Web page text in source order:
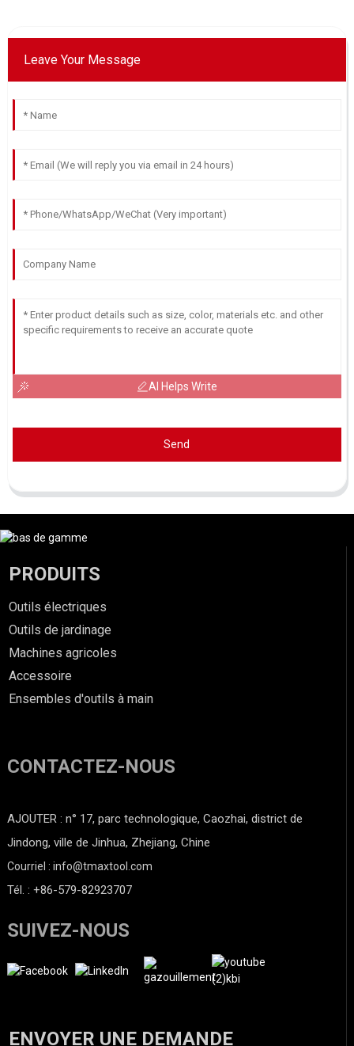
Leave Your Message
AI Helps Write
Send
PRODUITS
Outils électriques
Outils de jardinage
Machines agricoles
Accessoire
Ensembles d'outils à main
CONTACTEZ-NOUS
AJOUTER : n° 17, parc technologique, Caozhai, district de
Jindong, ville de Jinhua, Zhejiang, Chine
Courriel : info@tmaxtool.com
Tél. : +86-579-82923707
SUIVEZ-NOUS
ENVOYER UNE DEMANDE